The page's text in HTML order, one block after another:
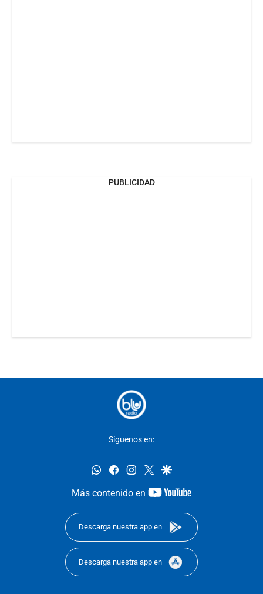
PUBLICIDAD
Síguenos en:
whatsappfacebookinstagram
twittergoogle
Más contenido en
youtube-
Descarga nuestra app en
Descarga nuestra app en